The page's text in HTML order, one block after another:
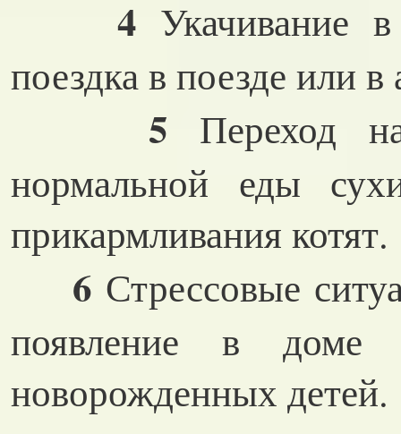
4Укачивание в
поездка в поезде или в
5 Переход
нормальной еды
прикармливания котят.
6 Стрессовые
появление в
новорожденных детей.